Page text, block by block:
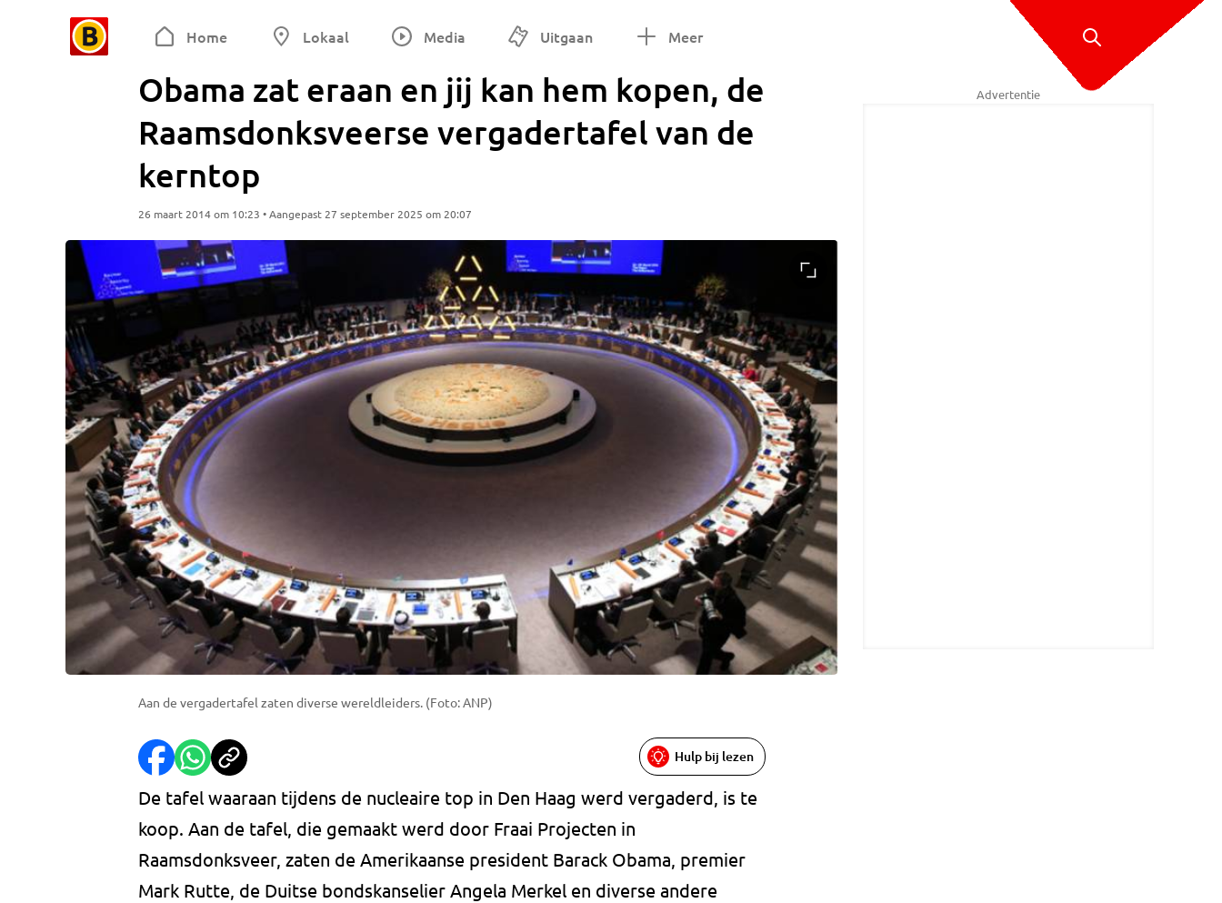
Home Lokaal Media Uitgaan Meer
Obama zat eraan en jij kan hem kopen, de
Raamsdonksveerse vergadertafel van de
kerntop
26 maart 2014 om 10:23 • Aangepast 27 september 2025 om 20:07
Aan de vergadertafel zaten diverse wereldleiders. (Foto: ANP)
Hulp bij lezen
De tafel waaraan tijdens de nucleaire top in Den Haag werd vergaderd, is te
koop. Aan de tafel, die gemaakt werd door Fraai Projecten in
Raamsdonksveer, zaten de Amerikaanse president Barack Obama, premier
Mark Rutte, de Duitse bondskanselier Angela Merkel en diverse andere
Advertentie